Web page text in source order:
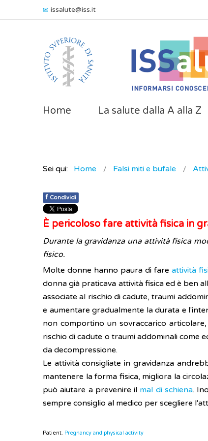
issalute@iss.it
Home La salute dalla A alla Z
Sei qui: Home Falsi miti e bufale
f Condividi
È pericoloso fare attività fisica in
Durante la gravidanza una attività fisica
fisico.
Molte donne hanno paura di fare attività
donna già praticava attività fisica ed è ben
associate al rischio di cadute, traumi
e aumentare gradualmente la durata e
non comportino un sovraccarico
rischio di cadute o traumi addominali come
da decompressione.
Le attività consigliate in gravidanza
mantenere la forma fisica, migliora la
può aiutare a prevenire il mal di schiena.
sempre consiglio al medico per scegliere
Patient. Pregnancy and physical activity